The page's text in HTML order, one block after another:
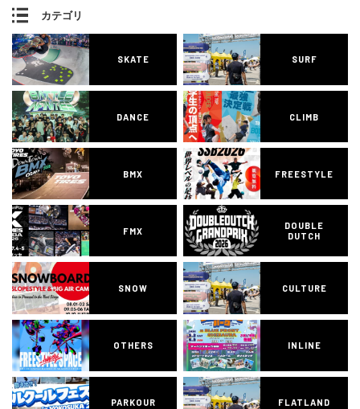
カテゴリ
SKATE SURF
DANCE CLIMB
BMX FREESTYLE
FMX
DOUBLE
DUTCH
SNOW CULTURE
OTHERS INLINE
PARKOUR FLATLAND